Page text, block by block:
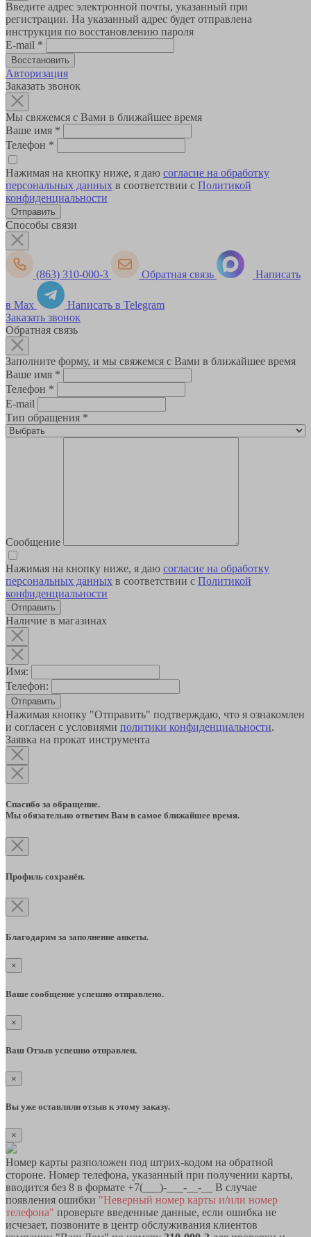
Введите адрес электронной почты, указанный при
регистрации. На указанный адрес будет отправлена
инструкция по восстановлению пароля
E-mail *
Авторизация
Заказать звонок
Мы свяжемся с Вами в ближайшее время
Ваше имя *
Телефон *
Нажимая на кнопку ниже, я даю согласие на обработку
персональных данных в соответствии с Политикой
конфиденциальности
Способы связи
(863) 310-000-3 Обратная связь Написать
в Max
Написать в Telegram
Заказать звонок
Обратная связь
Заполните форму, и мы свяжемся с Вами в ближайшее время
Ваше имя *
Телефон *
E-mail
Тип обращения *
Сообщение
Нажимая на кнопку ниже, я даю согласие на обработку
персональных данных в соответствии с Политикой
конфиденциальности
Наличие в магазинах
Имя:
Телефон:
Отправить
Нажимая кнопку "Отправить" подтверждаю, что я ознакомлен
и согласен с условиями политики конфиденциальности.
Заявка на прокат инструмента
Спасибо за обращение.
Мы обязательно ответим Вам в самое ближайшее время.
Профиль сохранён.
Благодарим за заполнение анкеты.
×
Ваше сообщение успешно отправлено.
×
Ваш Отзыв успешно отправлен.
×
Вы уже оставляли отзыв к этому заказу.
×
Номер карты разположен под штрих-кодом на обратной
стороне. Номер телефона, указанный при получении карты,
вводится без 8 в формате +7(___)-___-__-__ В случае
появления ошибки "Неверный номер карты и/или номер
телефона" проверьте введенные данные, если ошибка не
исчезает, позвоните в центр обслуживания клиентов